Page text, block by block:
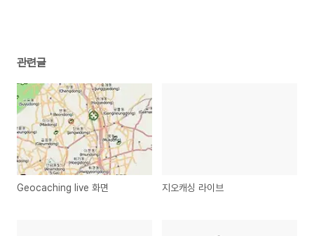
관련글
Geocaching live 화면 지오캐싱 라이브